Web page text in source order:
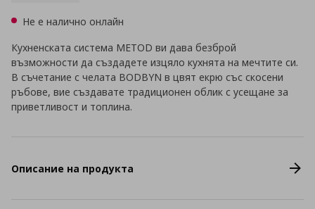
Не е налично онлайн
Кухненската система METOD ви дава безброй
възможности да създадете изцяло кухнята на мечтите си.
В съчетание с челата BODBYN в цвят екрю със скосени
ръбове, вие създавате традиционен облик с усещане за
приветливост и топлина.
Описание на продукта